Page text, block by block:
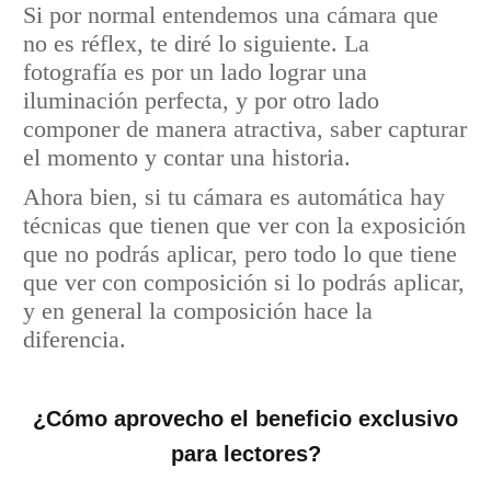
Si por normal entendemos una cámara que
no es réflex, te diré lo siguiente. La
fotografía es por un lado lograr una
iluminación perfecta, y por otro lado
componer de manera atractiva, saber capturar
el momento y contar una historia.
Ahora bien, si tu cámara es automática hay
técnicas que tienen que ver con la exposición
que no podrás aplicar, pero todo lo que tiene
que ver con composición si lo podrás aplicar,
y en general la composición hace la
diferencia.
¿Cómo aprovecho el beneficio exclusivo
para lectores?